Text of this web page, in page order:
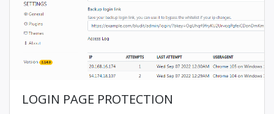
LOGIN PAGE PROTECTION